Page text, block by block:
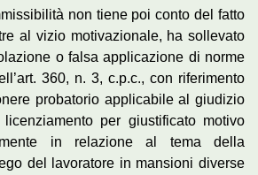
non tiene poi conto del fatto
al vizio motivazionale, ha sollevato
o falsa applicazione di norme
360, n. 3, c.p.c., con riferimento
probatorio applicabile al giudizio
per giustificato motivo
in relazione al tema della
del lavoratore in mansioni diverse